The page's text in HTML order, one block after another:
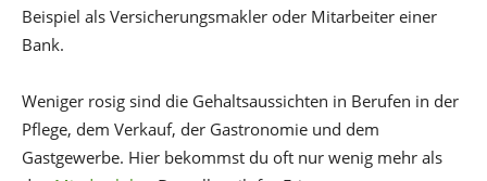
Beispiel als Versicherungsmakler oder Mitarbeiter einer
Bank.
Weniger rosig sind die Gehaltsaussichten in Berufen in der
Pflege, dem Verkauf, der Gastronomie und dem
Gastgewerbe. Hier bekommst du oft nur wenig mehr als